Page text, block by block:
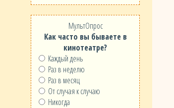
МультОпрос
Как часто вы бываете в
кинотеатре?
Каждый день
Раз в неделю
Раз в месяц
От случая к случаю
Никогда